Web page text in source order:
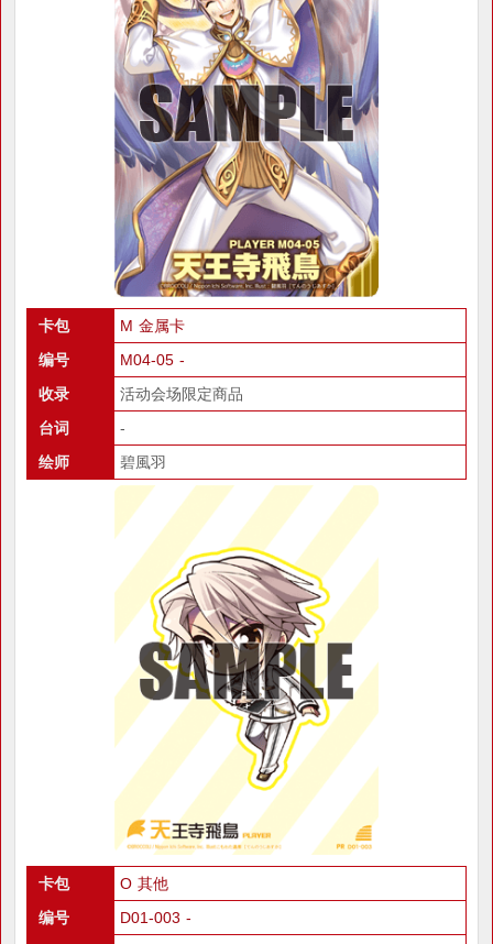
卡包
M 金属卡
编号
M04-05 -
收录
活动会场限定商品
台词
-
绘师
碧風羽
卡包
O 其他
编号
D01-003 -